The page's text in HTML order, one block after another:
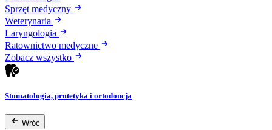
Sprzęt medyczny
Weterynaria
Laryngologia
Ratownictwo medyczne
Zobacz wszystko
Stomatologia, protetyka i ortodoncja
Wróć